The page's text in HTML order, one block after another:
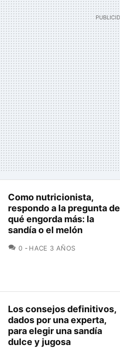
Como nutricionista,
respondo a la pregunta de
qué engorda más: la
sandía o el melón
0 COMENTARIOS
HACE 3 AÑOS
Los consejos definitivos,
dados por una experta,
para elegir una sandía
dulce y jugosa